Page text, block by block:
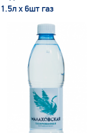
1.5л х 6шт газ